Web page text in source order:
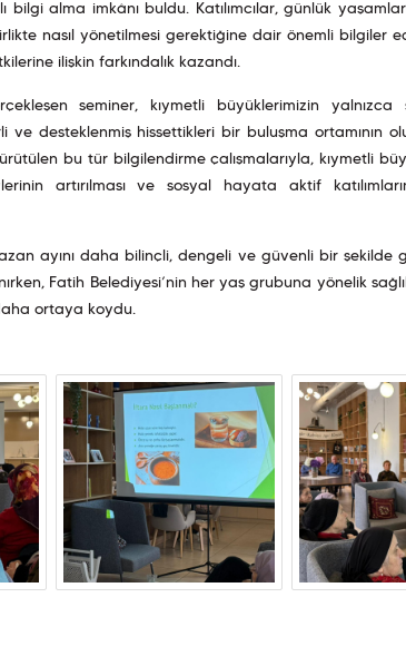
alma imkânı buldu. Katılımcılar, günlük
nasıl yönetilmesi gerektiğine dair önemli bilgiler
ilişkin farkındalık kazandı.
seminer, kıymetli büyüklerimizin yalnızca
desteklenmiş hissettikleri bir buluşma ortamının
bu tür bilgilendirme çalışmalarıyla, kıymetli
artırılması ve sosyal hayata aktif
ayını daha bilinçli, dengeli ve güvenli bir şekilde
Fatih Belediyesi’nin her yaş grubuna yönelik
ortaya koydu.